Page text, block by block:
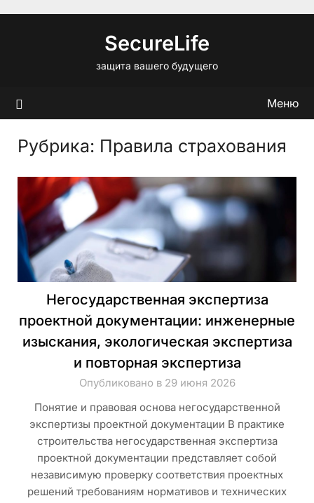
SecureLife
защита вашего будущего
Меню
Рубрика: Правила страхования
Негосударственная экспертиза
проектной документации: инженерные
изыскания, экологическая экспертиза
и повторная экспертиза
Опубликовано в 29 июня 2026
Понятие и правовая основа негосударственной
экспертизы проектной документации В практике
строительства негосударственная экспертиза
проектной документации представляет собой
независимую проверку соответствия проектных
решений требованиям нормативов и технических